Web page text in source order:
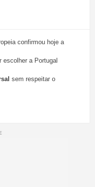
confirmou hoje a
escolher a Portugal
sem respeitar o